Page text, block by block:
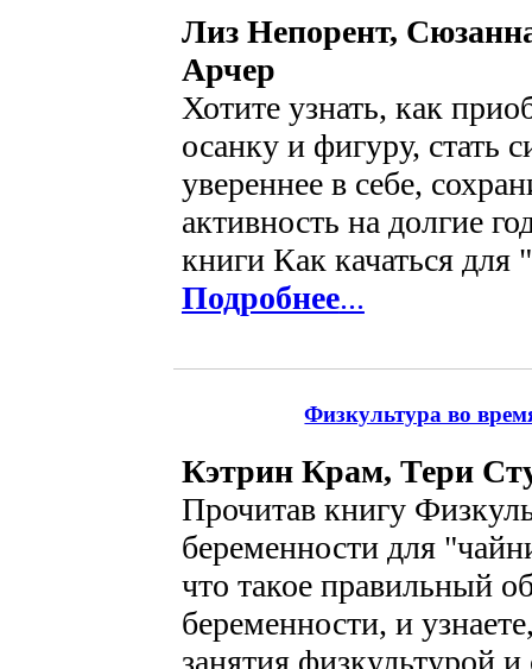
Лиз Непорент,
Арчер
Хотите узнать, как
осанку и фигуру, стать
увереннее в себе,
активность на долгие
книги Как качаться
Подробнее...
Физкультура во
Кэтрин Крам, Тери
Прочитав книгу
беременности для
что такое правильный
беременности, и